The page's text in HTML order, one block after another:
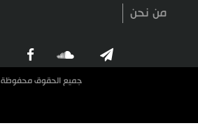
من نحن
جميع الحقوق محفوظة